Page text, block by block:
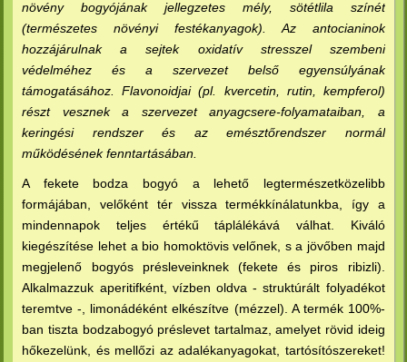
növény bogyójának jellegzetes mély, sötétlila színét
(természetes növényi festékanyagok). Az antocianinok
hozzájárulnak a sejtek oxidatív stresszel szembeni
védelméhez és a szervezet belső egyensúlyának
támogatásához. Flavonoidjai (pl. kvercetin, rutin, kempferol)
részt vesznek a szervezet anyagcsere-folyamataiban, a
keringési rendszer és az emésztőrendszer normál
működésének fenntartásában.
A fekete bodza bogyó a lehető legtermészetközelibb
formájában, velőként tér vissza termékkínálatunkba, így a
mindennapok teljes értékű táplálékává válhat. Kiváló
kiegészítése lehet a bio homoktövis velőnek, s a jövőben majd
megjelenő bogyós présleveinknek (fekete és piros ribizli).
Alkalmazzuk aperitifként, vízben oldva - struktúrált folyadékot
teremtve -, limonádéként elkészítve (mézzel). A termék 100%-
ban tiszta bodzabogyó préslevet tartalmaz, amelyet rövid ideig
hőkezelünk, és mellőzi az adalékanyagokat, tartósítószereket!